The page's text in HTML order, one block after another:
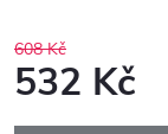
608 Kč
532 Kč